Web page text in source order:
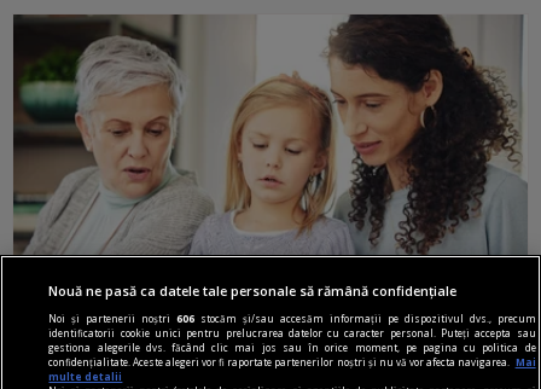
lectura
Dragostea pentru lectură: O moștenire pentru
Nouă ne pasă ca datele tale personale să rămână confidențiale
Noi și partenerii noștri606 stocăm și/sau accesăm informații pe dispozitivul dvs., precum
identificatorii cookie unici pentru prelucrarea datelor cu caracter personal. Puteți accepta sau
gestiona alegerile dvs. făcând clic mai jos sau în orice moment, pe pagina cu politica de
confidențialitate. Aceste alegeri vor fi raportate partenerilor noștri și nu vă vor afecta navigarea.
Mai
multe detalii